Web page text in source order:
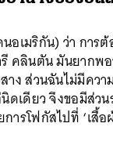
เมริกัน) ว่า การต้
คลินตัน มันยากพ
าง ส่วนฉันไม่มีควา
ดเดียว จึงขอมีส่วน
รโฟกัสไปที่ ‘เสื้อ